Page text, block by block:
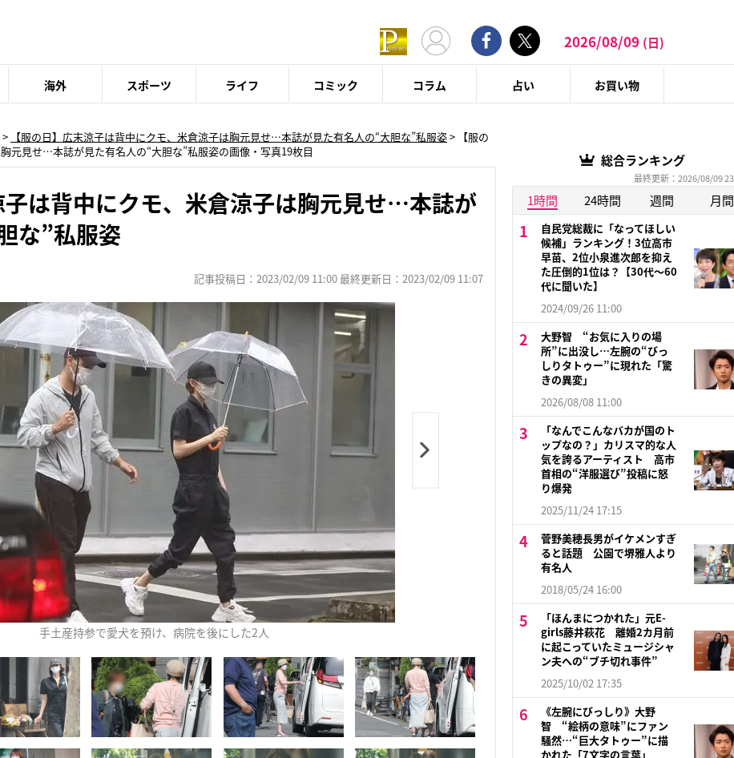
2026/08/09 (日)
海外 スポーツ ライフ コミック コラム 占い お買い物
> 【服の日】広末涼子は背中にクモ、米倉涼子は胸元見せ…本誌が見た有名人の“大胆な”私服姿> 【服の
元見せ…本誌が見た有名人の“大胆な”私服姿の画像・写真19枚目
子は背中にクモ、米倉涼子は胸元見せ…本誌が
な”私服姿
記事投稿日：2023/02/09 11:00 最終更新日：2023/02/09 11:07
手土産持参で愛犬を預け、病院を後にした2人
総合ランキング
最終更新：2026/08/09
1時間 24時間 週間 月間
自民党総裁に「なってほしい
候補」ランキング！3位高市
早苗、2位小泉進次郎を抑え
た圧倒的1位は？【30代〜60
代に聞いた】
2024/09/26 11:00
大野智 “お気に入りの場
所”に出没し…左腕の“びっ
しりタトゥー”に現れた「驚
きの異変」
2026/08/08 11:00
「なんでこんなバカが国のト
ップなの？」カリスマ的な人
気を誇るアーティスト 高市
首相の“洋服選び”投稿に怒
り爆発
2025/11/24 17:15
菅野美穂長男がイケメンすぎ
ると話題 公園で堺雅人より
有名人
2018/05/24 16:00
「ほんまにつかれた」元E-
girls藤井萩花 離婚2カ月前
に起こっていたミュージシャ
ン夫への“ブチ切れ事件”
2025/10/02 17:35
《左腕にびっしり》大野
智 “絵柄の意味”にファン
騒然…“巨大タトゥー”に描
かれた「7文字の言葉」